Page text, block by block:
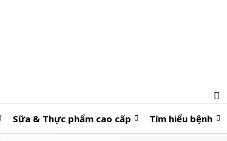
Sữa & Thực phẩm cao cấp Tìm hiểu bệnh